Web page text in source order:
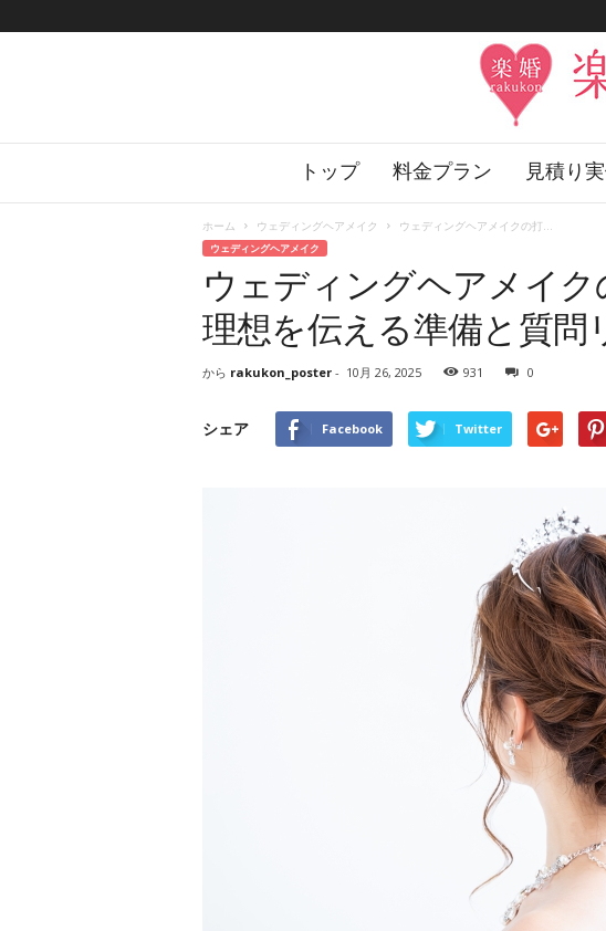
の
トップ 料金プラン 見積り
ホーム ウェディングヘアメイク ウェディングヘアメイクの打...
ウェディングヘアメイク
ウェディングヘアメイク
理想を伝える準備と質問
から rakukon_poster- 10月 26, 2025 931 0
シェア Facebook Twitter